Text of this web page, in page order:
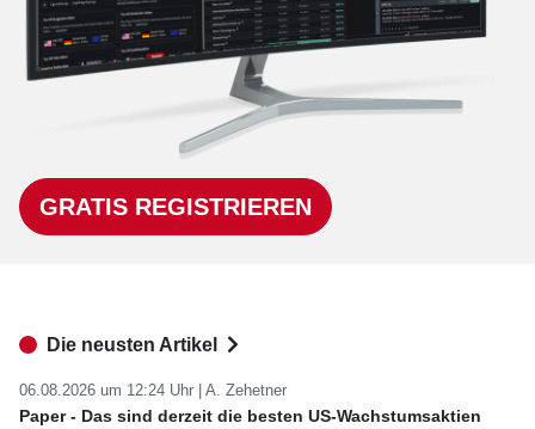
GRATIS REGISTRIEREN
Die neusten Artikel
06.08.2026 um 12:24 Uhr | A. Zehetner
Paper - Das sind derzeit die besten US-Wachstumsaktien